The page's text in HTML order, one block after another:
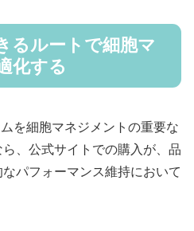
るルートで細胞マ
化する
を細胞マネジメントの重要な
、公式サイトでの購入が、品
パフォーマンス維持において